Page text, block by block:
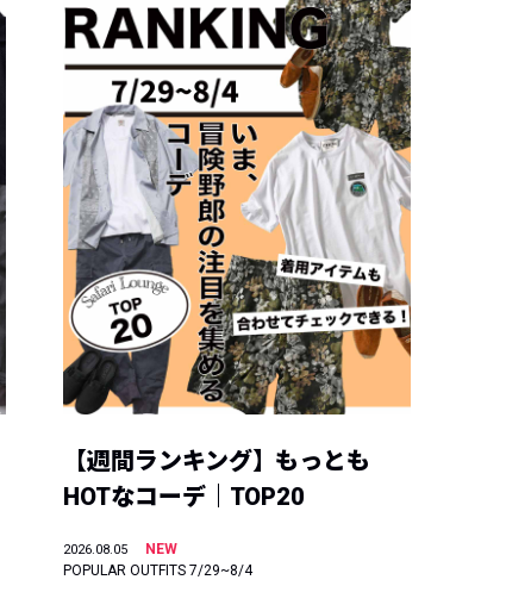
【週間ランキング】もっとも
HOTなコーデ｜TOP20
2026.08.05
NEW
POPULAR OUTFITS 7/29~8/4